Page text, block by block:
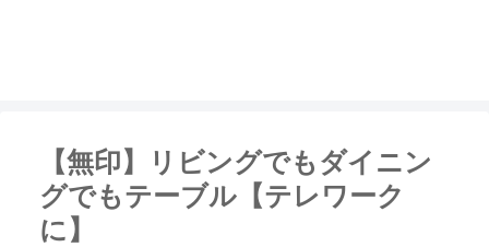
【無印】リビングでもダイニン
グでもテーブル【テレワーク
に】